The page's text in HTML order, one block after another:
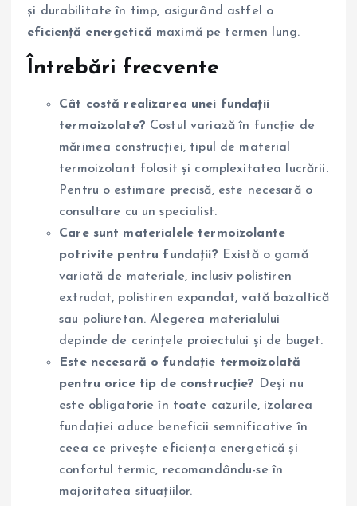
și durabilitate în timp, asigurând astfel o
eficiență energetică maximă pe termen lung.
Întrebări frecvente
Cât costă realizarea unei fundații
termoizolate? Costul variază în funcție de
mărimea construcției, tipul de material
termoizolant folosit și complexitatea lucrării.
Pentru o estimare precisă, este necesară o
consultare cu un specialist.
Care sunt materialele termoizolante
potrivite pentru fundații? Există o gamă
variată de materiale, inclusiv polistiren
extrudat, polistiren expandat, vată bazaltică
sau poliuretan. Alegerea materialului
depinde de cerințele proiectului și de buget.
Este necesară o fundație termoizolată
pentru orice tip de construcție? Deși nu
este obligatorie în toate cazurile, izolarea
fundației aduce beneficii semnificative în
ceea ce privește eficiența energetică și
confortul termic, recomandându-se în
majoritatea situațiilor.